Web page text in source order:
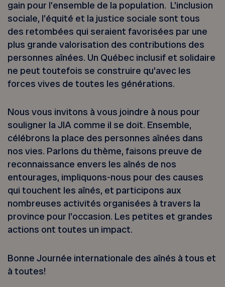
gain pour l’ensemble de la population. L’inclusion
sociale, l’équité et la justice sociale sont tous
des retombées qui seraient favorisées par une
plus grande valorisation des contributions des
personnes aînées. Un Québec inclusif et solidaire
ne peut toutefois se construire qu’avec les
forces vives de toutes les générations.
Nous vous invitons à vous joindre à nous pour
souligner la JIA comme il se doit. Ensemble,
célébrons la place des personnes aînées dans
nos vies. Parlons du thème, faisons preuve de
reconnaissance envers les aînés de nos
entourages, impliquons-nous pour des causes
qui touchent les aînés, et participons aux
nombreuses activités organisées à travers la
province pour l’occasion. Les petites et grandes
actions ont toutes un impact.
Bonne Journée internationale des aînés à tous et
à toutes!